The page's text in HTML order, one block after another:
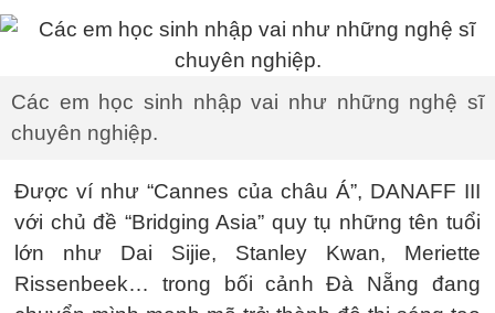
Các em học sinh nhập vai như những nghệ sĩ
chuyên nghiệp.
Được ví như “Cannes của châu Á”, DANAFF III
với chủ đề “Bridging Asia” quy tụ những tên tuổi
lớn như Dai Sijie, Stanley Kwan, Meriette
Rissenbeek… trong bối cảnh Đà Nẵng đang